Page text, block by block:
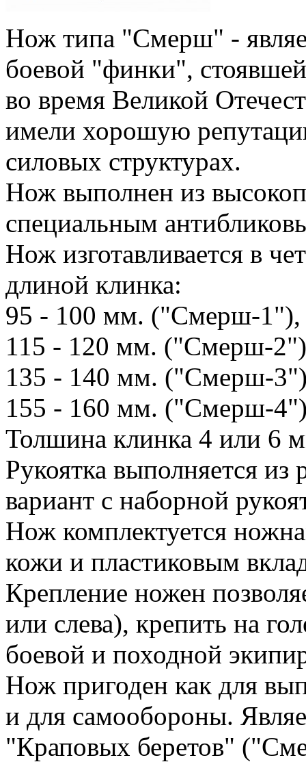
Нож типа "Смерш" -
боевой "финки",
во время Великой
имели хорошую
силовых структурах.
Нож выполнен из
специальным
Нож изготавливается в
длиной клинка:
95 - 100 мм. ("Смерш-1"),
115 - 120 мм. ("Смерш-
135 - 140 мм. ("Смерш-
155 - 160 мм. ("Смерш-
Толшина клинка 4 или 6
Рукоятка выполняется из
вариант с наборной
Нож комплектуется
кожи и пластиковым
Крепление ножен
или слева), крепить на
боевой и походной
Нож пригоден как для
и для самообороны.
"Краповых беретов"